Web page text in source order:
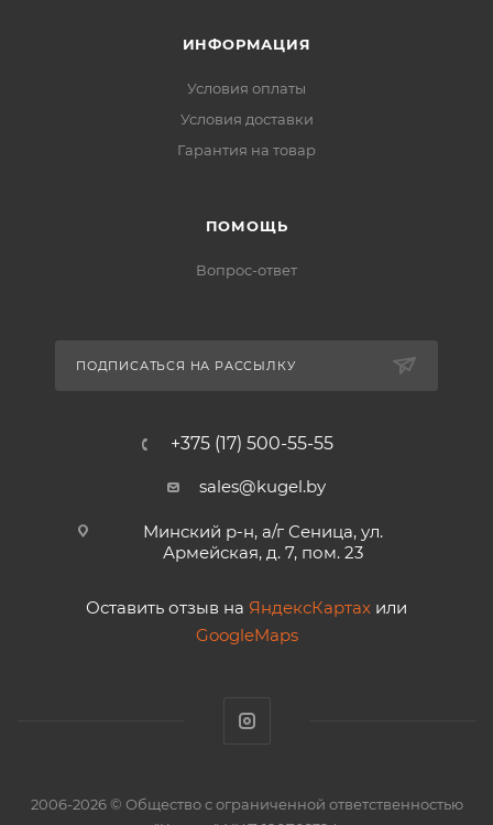
ИНФОРМАЦИЯ
Условия оплаты
Условия доставки
Гарантия на товар
ПОМОЩЬ
Вопрос-ответ
ПОДПИСАТЬСЯ НА РАССЫЛКУ
+375 (17) 500-55-55
sales@kugel.by
Минский р-н, а/г Сеница, ул.
Армейская, д. 7, пом. 23
Оставить отзыв на ЯндексКартах или
GoogleMaps
2006-2026 © Общество с ограниченной ответственностью